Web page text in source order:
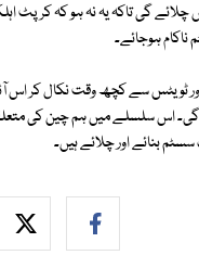
گی تاکہ یہ نہ ہو کہ کرپٹ
ناکام ہوجائے۔
ٹویٹس سے کچھ وقت نکال کر اس
اس سلسلے میں ہم چین کی
بنائے اور چلائے ہیں۔